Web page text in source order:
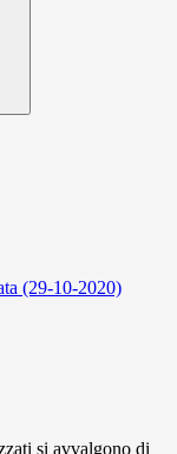
(29-10-2020)
si avvalgono di